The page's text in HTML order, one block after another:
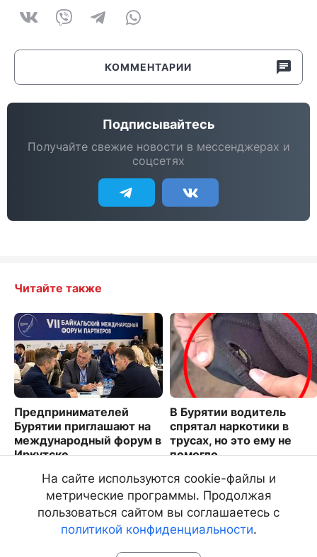
КОММЕНТАРИИ
Подписывайтесь
Получайте свежие новости в мессенджерах и
соцсетях
Читайте также
Предпринимателей
Бурятии приглашают на
международный форум в
Иркутске
4031
В Бурятии водитель
спрятал наркотики в
трусах, но это ему не
помогло
308
На сайте используются cookie-файлы и
метрические программы. Продолжая
пользоваться сайтом вы соглашаетесь с
политикой конфиденциальности.